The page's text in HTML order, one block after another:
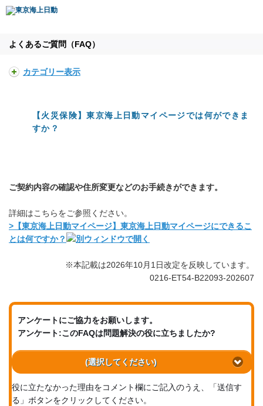
よくあるご質問（FAQ）
カテゴリー表示
【火災保険】東京海上日動マイページでは何ができま
すか？
ご契約内容の確認や住所変更などのお手続きができます。
詳細はこちらをご参照ください。
>【東京海上日動マイページ】東京海上日動マイページにできるこ
とは何ですか？
※本記載は2026年10月1日改定を反映しています。
0216-ET54-B22093-202607
アンケートにご協力をお願いします。
アンケート:このFAQは問題解決の役に立ちましたか?
(選択してください)
役に立たなかった理由をコメント欄にご記入のうえ、「送信す
る」ボタンをクリックしてください。